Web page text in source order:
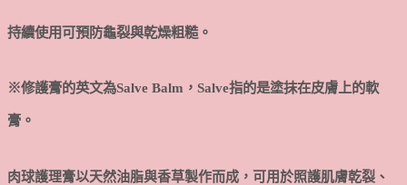
持續使用可預防龜裂與乾燥粗糙。
※修護膏的英文為Salve Balm，Salve指的是塗抹在皮膚上的軟
膏。
肉球護理膏以天然油脂與香草製作而成，可用於照護肌膚乾裂、